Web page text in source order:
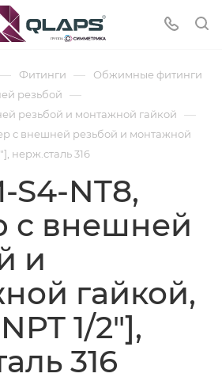
— Фитинги — Обжимные фитинги
резьбой —
резьбой и монтажной гайкой —
с внешней резьбой и монтажной
нерж.сталь 316
S4-NT8,
с внешней
и
гайкой,
1/2"],
316